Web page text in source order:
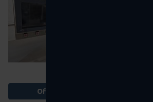
Offer Basket